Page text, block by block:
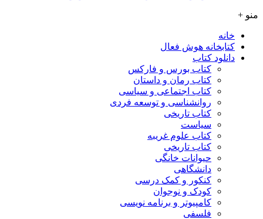
منو +
خانه
کتابخانه هوش فعال
دانلود کتاب
کتاب بورس و فارکس
کتاب رمان و داستان
کتاب اجتماعی و سیاسی
روانشناسی و توسعه فردی
کتاب تاریخی
سیاست
کتاب علوم غریبه
کتاب تاریخی
حیوانات خانگی
دانشگاهی
کنکور و کمک‌ درسی
کودک و نوجوان
کامپیوتر و برنامه نویسی
فلسفی